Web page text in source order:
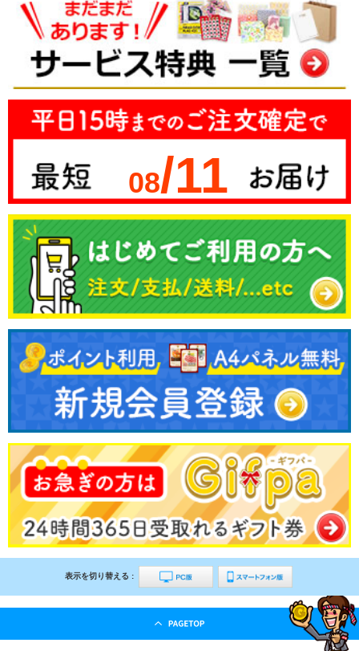
08/11
表示を切り替える :